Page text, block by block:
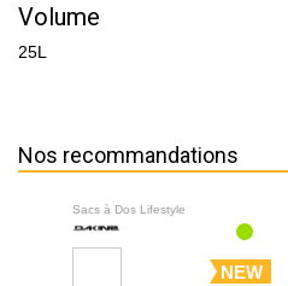
Volume
25L
Nos recommandations
Sacs à Dos Lifestyle
NEW